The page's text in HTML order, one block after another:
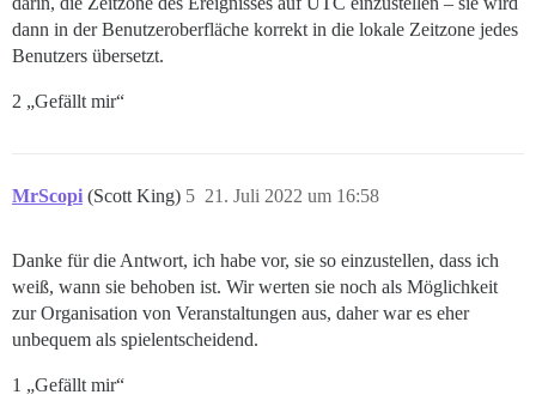
dann in der Benutzeroberfläche korrekt in die lokale Zeitzone jedes
Benutzers übersetzt.
2 „Gefällt mir“
MrScopi (Scott King) 21. Juli 2022 um 16:58
5
Danke für die Antwort, ich habe vor, sie so einzustellen, dass ich
weiß, wann sie behoben ist. Wir werten sie noch als Möglichkeit
zur Organisation von Veranstaltungen aus, daher war es eher
unbequem als spielentscheidend.
1 „Gefällt mir“